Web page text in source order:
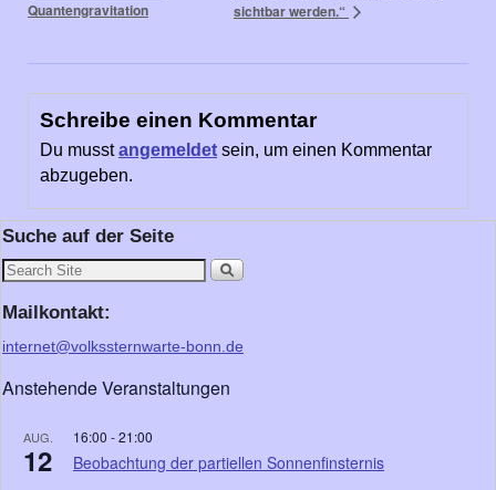
Quantengravitation
sichtbar werden.“
Schreibe einen Kommentar
Du musstangemeldet sein, um einen Kommentar
abzugeben.
Suche auf der Seite
Mailkontakt:
internet@volkssternwarte-bonn.de
Anstehende Veranstaltungen
AUG.
12
16:00 -21:00
Beobachtung der partiellen Sonnenfinsternis